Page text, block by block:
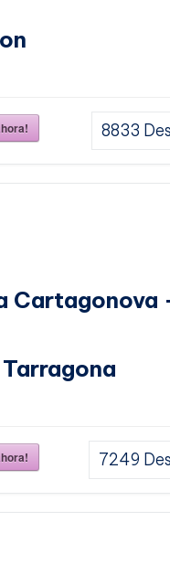
8833
Cartagonova
7249